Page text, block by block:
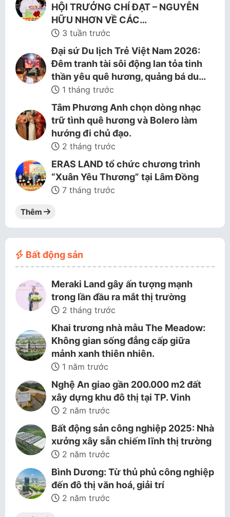
HỘI TRƯỞNG CHÍ ĐẠT – NGUYỄN
HỮU NHƠN VỀ CÁC…
3 tuần trước
Đại sứ Du lịch Trẻ Việt Nam 2026:
Đêm tranh tài sôi động lan tỏa tinh
thần yêu quê hương, quảng bá du…
1 tháng trước
Tâm Phương Anh chọn dòng nhạc
trữ tình quê hương và Bolero làm
hướng đi chủ đạo.
2 tháng trước
ERAS LAND tổ chức chương trình
“Xuân Yêu Thương” tại Lâm Đồng
7 tháng trước
Thêm
Bất động sản
Meraki Land gây ấn tượng mạnh
trong lần đầu ra mắt thị trường
2 tháng trước
Khai trương nhà mẫu The Meadow:
Không gian sống đẳng cấp giữa
mảnh xanh thiên nhiên.
1 năm trước
Nghệ An giao gần 200.000 m2 đất
xây dựng khu đô thị tại TP. Vinh
2 năm trước
Bất động sản công nghiệp 2025: Nhà
xưởng xây sẵn chiếm lĩnh thị trường
2 năm trước
Bình Dương: Từ thủ phủ công nghiệp
đến đô thị văn hoá, giải trí
2 năm trước